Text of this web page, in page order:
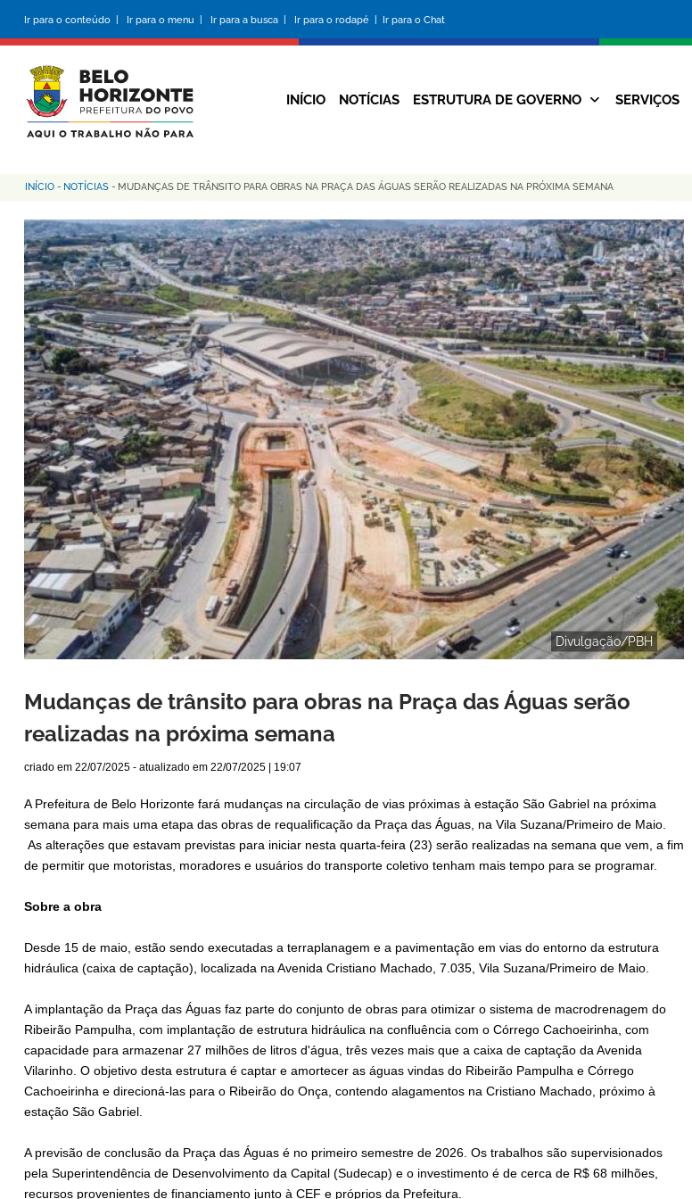
conteúdo
principal
Ir para o conteúdo | Ir para o menu | Ir para a busca | Ir para o rodapé | Ir para o Chat
da
Prefeitura
Navegação
INÍCIO NOTÍCIAS ESTRUTURA DE GOVERNO SERVIÇOS
Trilha
de
navegação
INÍCIO - NOTÍCIAS - MUDANÇAS DE TRÂNSITO PARA OBRAS NA PRAÇA DAS ÁGUAS SERÃO REALIZADAS NA PRÓXIMA SEMANA
Divulgação/PBH
Mudanças de trânsito para obras na Praça das Águas serão
realizadas na próxima semana
criado em 22/07/2025 - atualizado em 22/07/2025 | 19:07
A Prefeitura de Belo Horizonte fará mudanças na circulação de vias próximas à estação São Gabriel na próxima
semana para mais uma etapa das obras de requalificação da Praça das Águas, na Vila Suzana/Primeiro de Maio.
As alterações que estavam previstas para iniciar nesta quarta-feira (23) serão realizadas na semana que vem, a fim
de permitir que motoristas, moradores e usuários do transporte coletivo tenham mais tempo para se programar.
Sobre a obra
Desde 15 de maio, estão sendo executadas a terraplanagem e a pavimentação em vias do entorno da estrutura
hidráulica (caixa de captação), localizada na Avenida Cristiano Machado, 7.035, Vila Suzana/Primeiro de Maio.
A implantação da Praça das Águas faz parte do conjunto de obras para otimizar o sistema de macrodrenagem do
Ribeirão Pampulha, com implantação de estrutura hidráulica na confluência com o Córrego Cachoeirinha, com
capacidade para armazenar 27 milhões de litros d'água, três vezes mais que a caixa de captação da Avenida
Vilarinho. O objetivo desta estrutura é captar e amortecer as águas vindas do Ribeirão Pampulha e Córrego
Cachoeirinha e direcioná-las para o Ribeirão do Onça, contendo alagamentos na Cristiano Machado, próximo à
estação São Gabriel.
A previsão de conclusão da Praça das Águas é no primeiro semestre de 2026. Os trabalhos são supervisionados
pela Superintendência de Desenvolvimento da Capital (Sudecap) e o investimento é de cerca de R$ 68 milhões,
recursos provenientes de financiamento junto à CEF e próprios da Prefeitura.